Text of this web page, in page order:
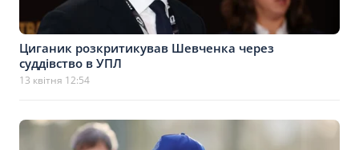
Циганик розкритикував Шевченка через
суддівство в УПЛ
13 квітня 12:54